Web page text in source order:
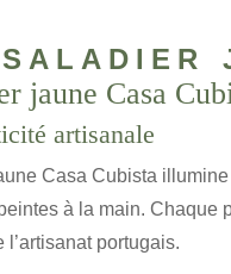
jaune Casa
artisanale
Casa Cubista
à la main. Chaque
portugais.